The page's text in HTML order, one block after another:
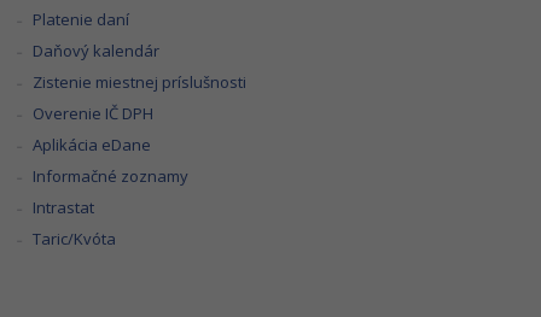
Platenie daní
Daňový kalendár
Zistenie miestnej príslušnosti
Overenie IČ DPH
Aplikácia eDane
Informačné zoznamy
Intrastat
Taric/Kvóta